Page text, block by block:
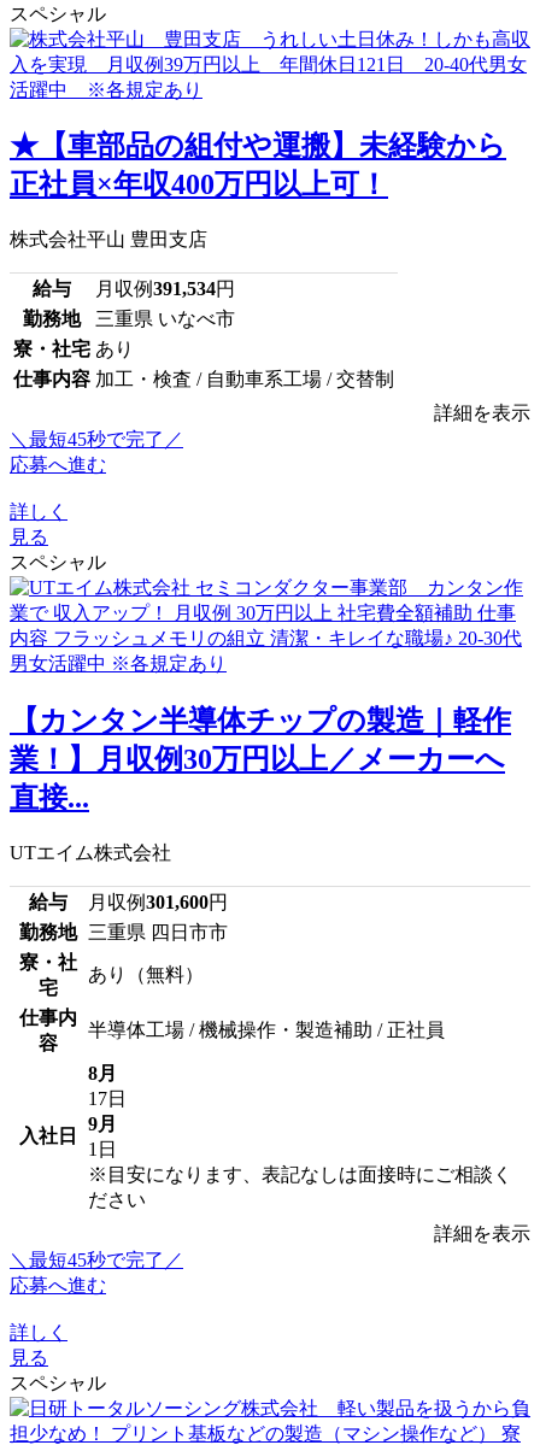
スペシャル
★【車部品の組付や運搬】未経験から
正社員×年収400万円以上可！
株式会社平山 豊田支店
給与 月収例391,534円
勤務地
三重県 いなべ市
寮・社宅 あり
仕事内容 加工・検査 / 自動車系工場 / 交替制
詳細を表示
＼最短45秒で完了／
応募へ進む
詳しく
見る
スペシャル
【カンタン半導体チップの製造｜軽作
業！】月収例30万円以上／メーカーへ
直接...
UTエイム株式会社
給与 月収例301,600円
勤務地 三重県 四日市市
寮・社
宅
あり（無料）
仕事内
容
半導体工場 / 機械操作・製造補助 / 正社員
入社日
8月
17日
9月
1日
※目安になります、表記なしは面接時にご相談く
ださい
詳細を表示
＼最短45秒で完了／
応募へ進む
詳しく
見る
スペシャル